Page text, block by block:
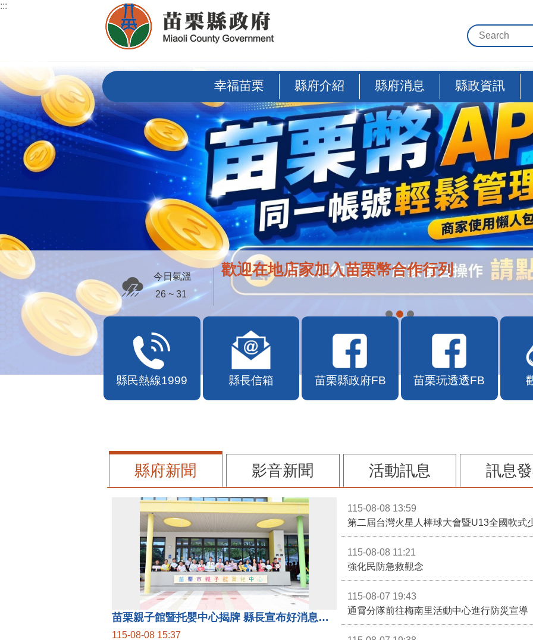
跳到主要內容區塊
:::
幸福苗栗 縣府介紹 縣府消息 縣政資訊
歡迎在地店家加入苗栗幣合作行列
今日氣溫
26 ~ 31
縣民熱線1999 縣長信箱 苗栗縣政府FB 苗栗玩透透FB
縣府新聞 影音新聞 活動訊息 訊息
苗栗親子館暨托嬰中心揭牌 縣長宣布好消息：9月1日起調降臨時托嬰費用
115-08-08 15:37
115-08-08 13:59
第二屆台灣火星人棒球大會暨U13全國軟式
115-08-08 11:21
強化民防急救觀念
115-08-07 19:43
通霄分隊前往梅南里活動中心進行防災宣導